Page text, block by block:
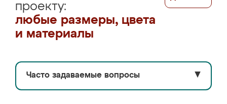
проекту:
любые размеры, цвета
и материалы
Часто задаваемые вопросы ▼